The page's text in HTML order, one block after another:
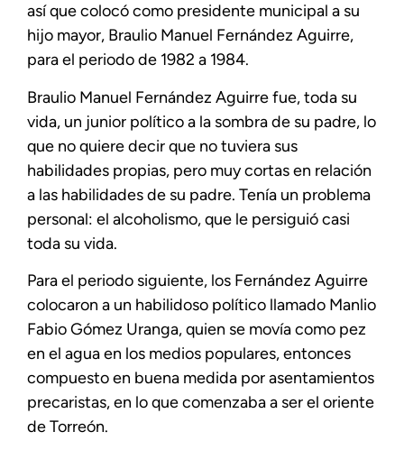
así que colocó como presidente municipal a su
hijo mayor, Braulio Manuel Fernández Aguirre,
para el periodo de 1982 a 1984.
Braulio Manuel Fernández Aguirre fue, toda su
vida, un junior político a la sombra de su padre, lo
que no quiere decir que no tuviera sus
habilidades propias, pero muy cortas en relación
a las habilidades de su padre. Tenía un problema
personal: el alcoholismo, que le persiguió casi
toda su vida.
Para el periodo siguiente, los Fernández Aguirre
colocaron a un habilidoso político llamado Manlio
Fabio Gómez Uranga, quien se movía como pez
en el agua en los medios populares, entonces
compuesto en buena medida por asentamientos
precaristas, en lo que comenzaba a ser el oriente
de Torreón.